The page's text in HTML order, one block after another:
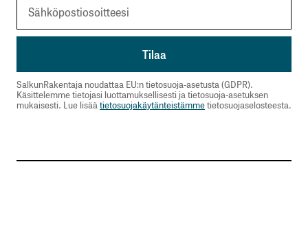
SalkunRakentaja noudattaa EU:n tietosuoja-asetusta (GDPR).
Käsittelemme tietojasi luottamuksellisesti ja tietosuoja-asetuksen
mukaisesti. Lue lisää tietosuojakäytänteistämmetietosuojaselosteesta.